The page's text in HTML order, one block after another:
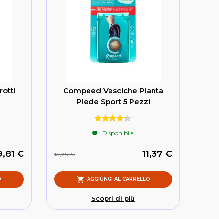
€
Compeed Vesciche Pianta
Piede Sport 5 Pezzi
Disponibile
11,37 €
13,70 €
AGGIUNGI AL CARRELLO
Scopri di più